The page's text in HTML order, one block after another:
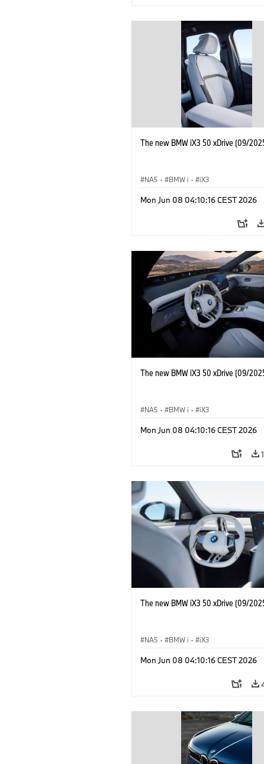
The new BMW iX3 50 xDrive (09/
NA5 · BMW i · iX3
Mon Jun 08 04:10:16 CEST 2026
The new BMW iX3 50 xDrive (09/
NA5 · BMW i · iX3
Mon Jun 08 04:10:16 CEST 2026
The new BMW iX3 50 xDrive (09/
NA5 · BMW i · iX3
Mon Jun 08 04:10:16 CEST 2026